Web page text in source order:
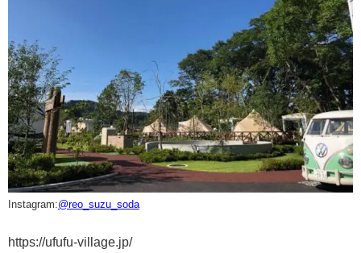
Instagram:@reo_suzu_soda
https://ufufu-village.jp/